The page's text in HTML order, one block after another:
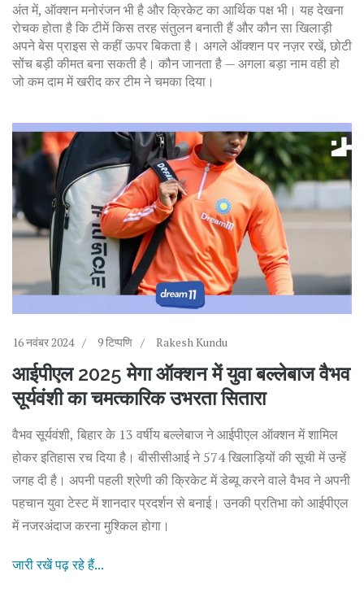
अंत में, ऑक्शन मनोरंजन भी है और क्रिकेट का आर्थिक पक्ष भी। यह देखना
रोचक होता है कि टीमें किस तरह संतुलन बनाती हैं और कौन सा खिलाड़ी
अपने बेस प्राइस से कहीं ऊपर बिकता है। अगले ऑक्शन पर नज़र रखें, छोटी
सोंच बड़ी कीमत बना सकती है। कौन जानता है — अगला बड़ा नाम वही हो
जो कम दाम में खरीद कर टीम ने चमका दिया।
16 नवंबर 2024 9 टिप्पणि Rakesh Kundu
आईपीएल 2025 मेगा ऑक्शन में युवा बल्लेबाज वैभव
सूर्यवंशी का चमत्कारिक उभरता सितारा
वैभव सूर्यवंशी, बिहार के 13 वर्षीय बल्लेबाज ने आईपीएल ऑक्शन में शामिल
होकर इतिहास रच दिया है। बीसीसीआई ने 574 खिलाड़ियों की सूची में उन्हें
जगह दी है। अपनी पहली श्रेणी की क्रिकेट में डेब्यू करने वाले वैभव ने अपनी
पहचान युवा टेस्ट में शानदार प्रदर्शन से बनाई। उनकी प्रतिभा को आईपीएल
में नजरअंदाज करना मुश्किल होगा।
जारी रखें पढ़ रहे हैं...